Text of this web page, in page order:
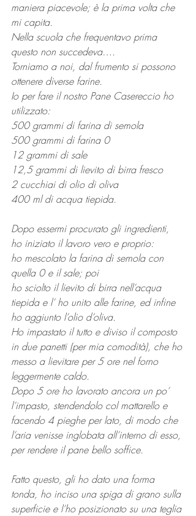
maniera piacevole; è la prima volta che
mi capita.
Nella scuola che frequentavo prima
questo non succedeva….
Torniamo a noi, dal frumento si possono
ottenere diverse farine.
Io per fare il nostro Pane Casereccio ho
utilizzato:
500 grammi di farina di semola
500 grammi di farina 0
12 grammi di sale
12,5 grammi di lievito di birra fresco
2 cucchiai di olio di oliva
400 ml di acqua tiepida.
Dopo essermi procurato gli ingredienti,
ho iniziato il lavoro vero e proprio:
ho mescolato la farina di semola con
quella 0 e il sale; poi
ho sciolto il lievito di birra nell’acqua
tiepida e l’ ho unito alle farine, ed infine
ho aggiunto l’olio d’oliva.
Ho impastato il tutto e diviso il composto
in due panetti (per mia comodità), che ho
messo a lievitare per 5 ore nel forno
leggermente caldo.
Dopo 5 ore ho lavorato ancora un po’
l’impasto, stendendolo col mattarello e
facendo 4 pieghe per lato, di modo che
l’aria venisse inglobata all’interno di esso,
per rendere il pane bello soffice.
Fatto questo, gli ho dato una forma
tonda, ho inciso una spiga di grano sulla
superficie e l’ho posizionato su una teglia